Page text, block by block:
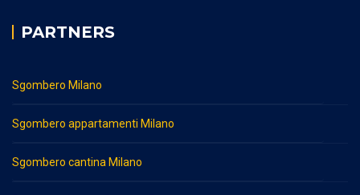
PARTNERS
Sgombero Milano
Sgombero appartamenti Milano
Sgombero cantina Milano